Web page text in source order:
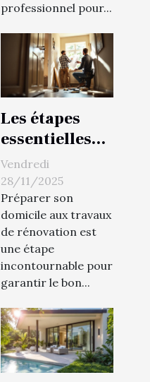
professionnel pour...
Les étapes
essentielles
pour préparer
votre domicile
aux travaux
de rénovation
Vendredi
28/11/2025
Préparer son
domicile aux travaux
de rénovation est
une étape
incontournable pour
garantir le bon...